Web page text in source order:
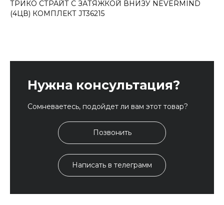
ТРИКО СТРАЙТ С ЗАТЯЖКОЙ ВНИЗУ NEVERMIND
(4ЦВ) КОМПЛЕКТ JT36215
Нужна консультация?
Сомневаетесь, подойдет ли вам этот товар?
Позвонить
Написать в телеграмм